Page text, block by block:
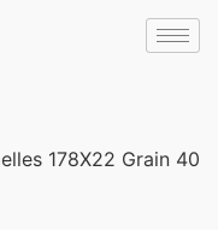
178X22 Grain 40